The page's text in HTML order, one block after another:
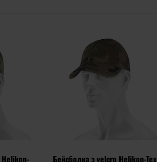
Бейсболка з velcro Helikon-Tex